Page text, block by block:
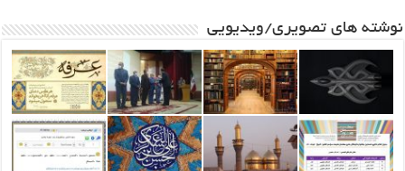
نوشته های تصویری/ویدیویی